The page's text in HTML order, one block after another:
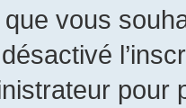
que vous